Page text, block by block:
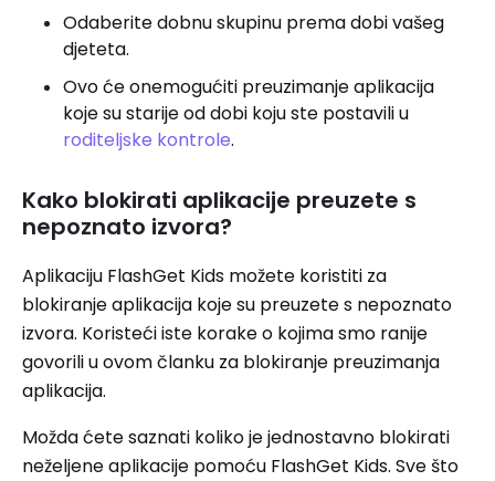
Odaberite dobnu skupinu prema dobi vašeg
djeteta.
Ovo će onemogućiti preuzimanje aplikacija
koje su starije od dobi koju ste postavili u
roditeljske kontrole.
Kako blokirati aplikacije preuzete s
nepoznato izvora?
Aplikaciju FlashGet Kids možete koristiti za
blokiranje aplikacija koje su preuzete s nepoznato
izvora. Koristeći iste korake o kojima smo ranije
govorili u ovom članku za blokiranje preuzimanja
aplikacija.
Možda ćete saznati koliko je jednostavno blokirati
neželjene aplikacije pomoću FlashGet Kids. Sve što